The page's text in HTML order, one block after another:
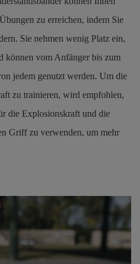
zu erreichen, indem Sie
Sie nehmen wenig Platz ein,
können vom Anfänger bis zum
jedem genutzt werden. Um die
zu trainieren, wird empfohlen,
die Explosionskraft und die
Griff zu verwenden, um mehr